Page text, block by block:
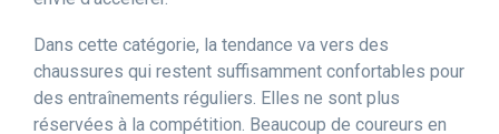
Dans cette catégorie, la tendance va vers des
chaussures qui restent suffisamment confortables pour
des entraînements réguliers. Elles ne sont plus
réservées à la compétition. Beaucoup de coureurs en